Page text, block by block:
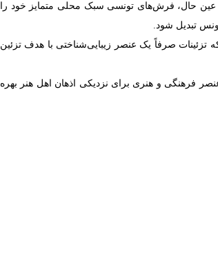
حال، فرش‌های تونسی سبک محلی متمایز خود را
تبدیل شود.
تزئینات صرفاً یک عنصر زیبایی‌شناختی با هدف تزئین
فرهنگی و هنری برای نزدیکی اذهان اهل هنر بهره